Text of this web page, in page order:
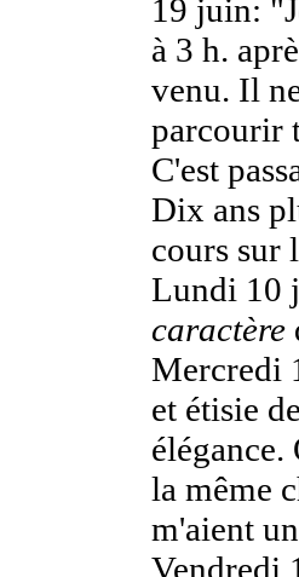
19 juin:
à 3 h.
venu. Il
parcourir
C'est
Dix ans
cours sur
Lundi 10
caractère
Mercredi
et étisie
la même
m'aient
Vendredi